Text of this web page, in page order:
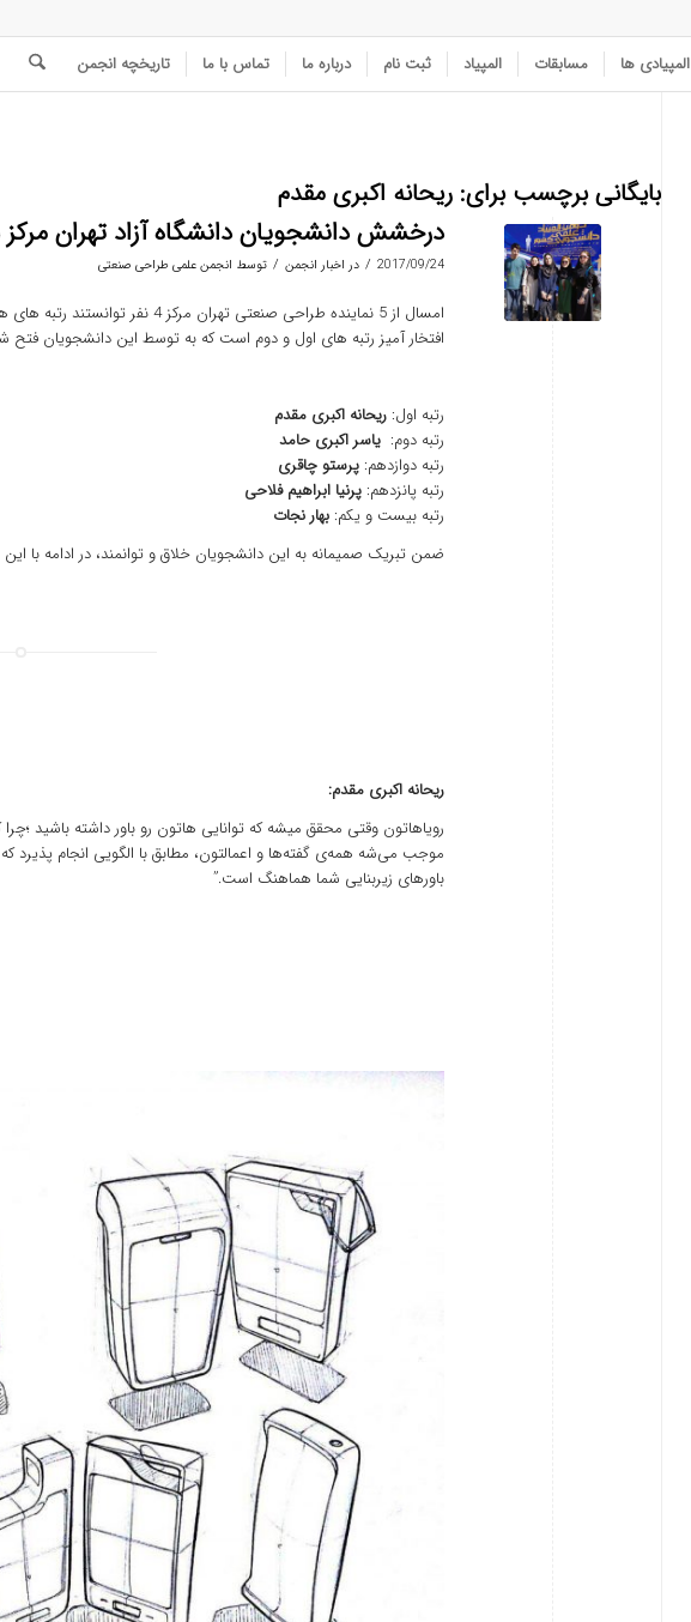
المپیادی ها مسابقات المپیاد ثبت نام درباره ما تماس با ما تاریخچه انجمن
بایگانی برچسب برای:ریحانه اکبری مقدم
درخشش دانشجویان دانشگاه آزاد تهران مرکز
2017/09/24
/ در اخبار انجمن / توسط انجمن علمی طراحی صنعتی
امسال از 5 نماینده طراحی صنعتی
افتخار آمیز رتبه های اول و دوم است که به توسط این دانشجویان
رتبه اول:ریحانه اکبری مقدم
رتبه دوم:یاسر اکبری حامد
رتبه دوازدهم:پرستو چاقری
رتبه پانزدهم:پرنیا ابراهیم فلاحی
رتبه بیست و یکم:بهار نجات
ضمن تبریک صمیمانه به این دانشجویان خلاق و توانمند، در ادامه با این
ریحانه اکبری مقدم:
رویاهاتون وقتی محقق میشه که توانایی هاتون رو باور داشته باشید ؛چرا
موجب می‌شه همه‌ی گفته‌ها و اعمالتون‌، مطابق با الگویی انجام پذیرد
باورهای زیر‌بنایی شما هماهنگ است.”